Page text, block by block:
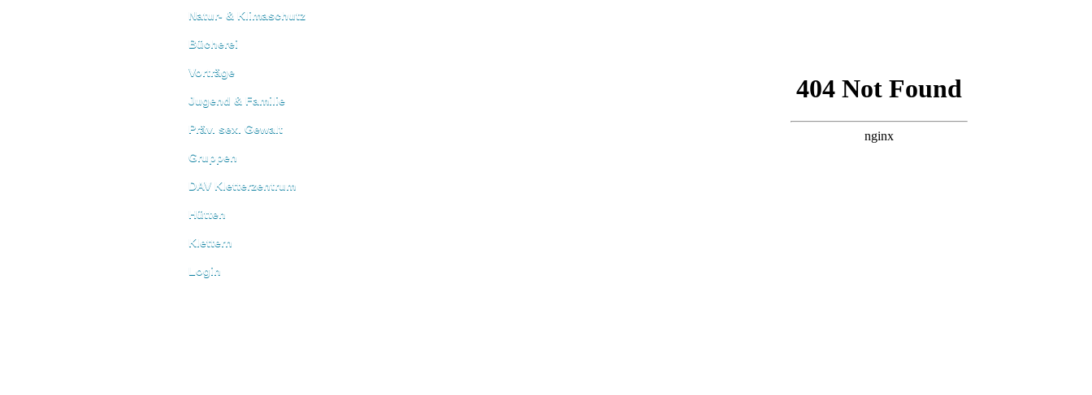
Natur- & Klimaschutz
Bücherei
Vorträge
Jugend & Familie
Präv. sex. Gewalt
Gruppen
DAV Kletterzentrum
Hütten
Klettern
Login